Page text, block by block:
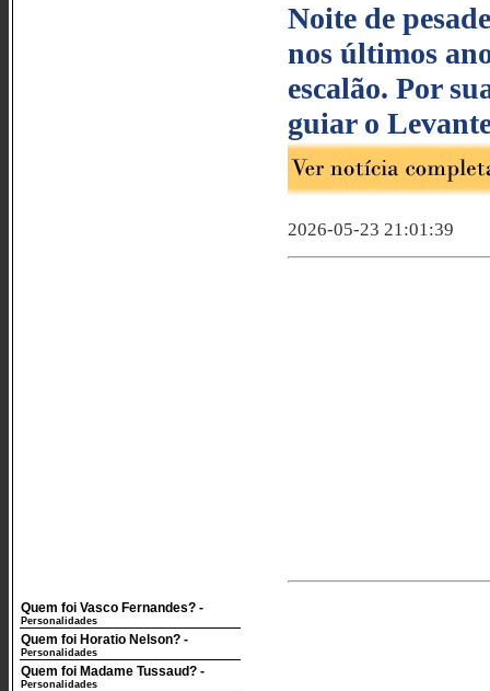
Quem foi Vasco Fernandes? -
Personalidades
Quem foi Horatio Nelson? -
Personalidades
Quem foi Madame Tussaud? -
Personalidades
Noite de
nos últimos
escalão. Por
guiar o
2026-05-23 21:01:39